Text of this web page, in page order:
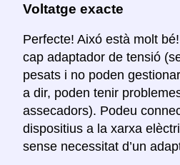
Voltatge exacte
Perfecte! Aixó està molt
cap adaptador de tensió
pesats i no poden
a dir, poden tenir
assecadors). Podeu
dispositius a la xarxa
sense necessitat d’un